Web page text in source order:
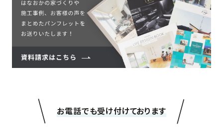
＼お電話でも受け付けております／